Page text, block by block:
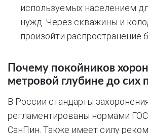
используемых населением
нужд. Через скважины и
произойти распространение
Почему покойников
метровой глубине до сих
В России стандарты
регламентированы нормами
СанПин. Также имеет силу